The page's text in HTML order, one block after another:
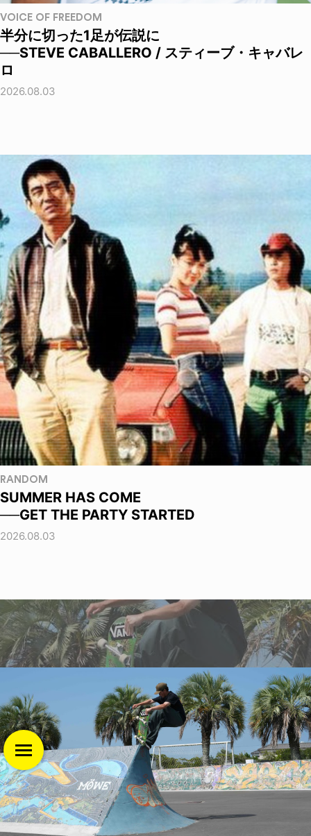
VOICE OF FREEDOM
半分に切った1足が伝説に
──STEVE CABALLERO / スティーブ・キャバレ
ロ
2026.08.03
RANDOM
SUMMER HAS COME
──GET THE PARTY STARTED
2026.08.03